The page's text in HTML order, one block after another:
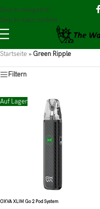
Skip to navigation
Skip to main content
Startseite »Green Ripple
Filtern
Auf Lager
OXVA XLIM Go 2 Pod System